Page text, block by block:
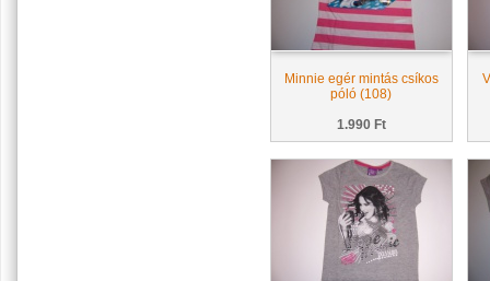
Minnie egér mintás csíkos
póló (108)
1.990 Ft